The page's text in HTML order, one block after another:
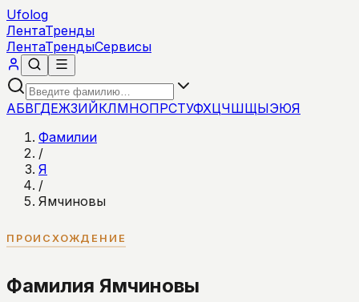
Ufolog
ЛентаТренды
ЛентаТрендыСервисы
АБВГДЕЖЗИЙКЛМНОПРСТУФХЦЧШЩЫЭЮЯ
Фамилии
/
Я
/
Ямчиновы
ПРОИСХОЖДЕНИЕ
Фамилия Ямчиновы